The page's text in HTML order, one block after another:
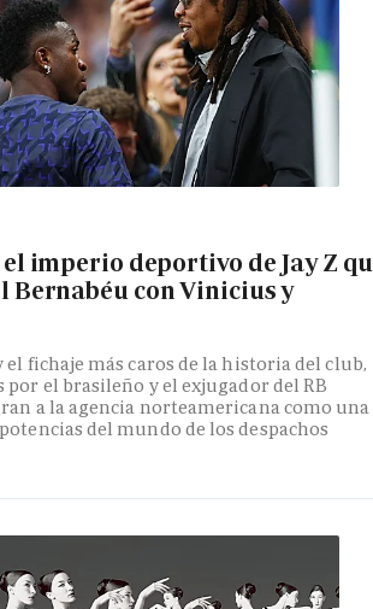
imperio deportivo de Jay Z
Bernabéu con Vinicius y
el fichaje más caros de la historia del club,
el brasileño y el exjugador del RB
a la agencia norteamericana como una
del mundo de los despachos